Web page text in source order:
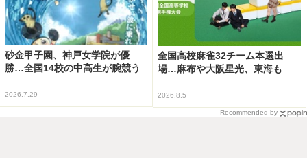
砂金甲子園、神戸女学院が優
勝…全国14校の中高生が腕競う
2026.7.29
全国高校麻雀32チーム本選出
場…麻布や大阪星光、東海も
2026.8.5
Recommended by